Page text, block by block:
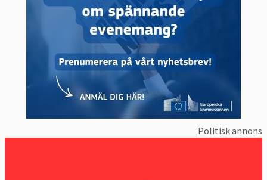
Politisk annons